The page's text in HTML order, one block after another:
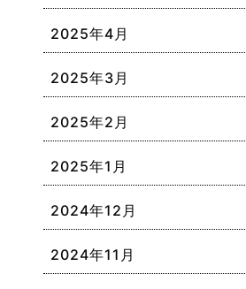
2025年4月
2025年3月
2025年2月
2025年1月
2024年12月
2024年11月